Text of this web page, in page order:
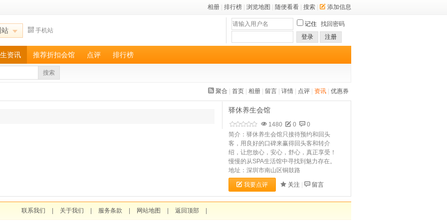
相册 排行榜 浏览地图 随便看看 搜索 添加信息
站 手机站
记住 找回密码
登录
注册
资讯 推荐折扣会馆 点评 排行榜
搜索
聚合 首页 相册 留言 详情 点评 资讯 优惠券
驿休养生会馆
1480 0
0
简介：驿休养生会馆​只接待预约和回头
客，用良好的口碑来赢得回头客和转介
绍，让您放心，安心，舒心，真正享受！
慢慢的从SPA生活馆中寻找到魅力存在。
地址：深圳市南山区铜鼓路
我要点评 关注 留言
联系我们 关于我们 服务条款 网站地图 返回顶部